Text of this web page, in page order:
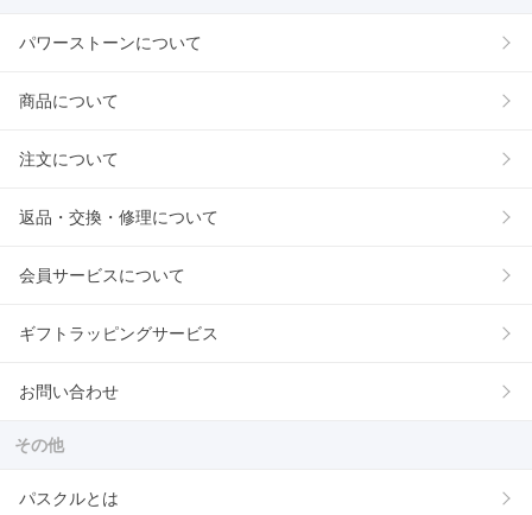
パワーストーンについて
商品について
注文について
返品・交換・修理について
会員サービスについて
ギフトラッピングサービス
お問い合わせ
その他
パスクルとは